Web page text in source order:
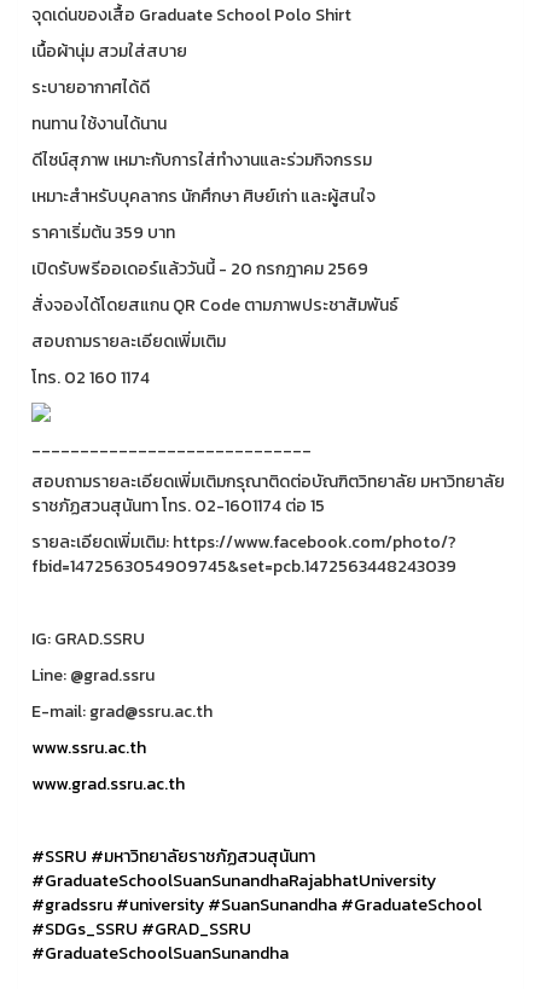
จุดเด่นของเสื้อ Graduate School Polo Shirt
เนื้อผ้านุ่ม สวมใส่สบาย
ระบายอากาศได้ดี
ทนทาน ใช้งานได้นาน
ดีไซน์สุภาพ เหมาะกับการใส่ทำงานและร่วมกิจกรรม
เหมาะสำหรับบุคลากร นักศึกษา ศิษย์เก่า และผู้สนใจ
ราคาเริ่มต้น 359 บาท
เปิดรับพรีออเดอร์แล้ววันนี้ - 20 กรกฎาคม 2569
สั่งจองได้โดยสแกน QR Code ตามภาพประชาสัมพันธ์
สอบถามรายละเอียดเพิ่มเติม
โทร. 02 160 1174
_____________________________
สอบถามรายละเอียดเพิ่มเติมกรุณาติดต่อบัณฑิตวิทยาลัย มหาวิทยาลัย
ราชภัฏสวนสุนันทา โทร. 02-1601174 ต่อ 15
รายละเอียดเพิ่มเติม: https://www.facebook.com/photo/?
fbid=1472563054909745&set=pcb.1472563448243039
IG: GRAD.SSRU
Line: @grad.ssru
E-mail: grad@ssru.ac.th
www.ssru.ac.th
www.grad.ssru.ac.th
#SSRU #มหาวิทยาลัยราชภัฏสวนสุนันทา
#GraduateSchoolSuanSunandhaRajabhatUniversity
#gradssru#university#SuanSunandha#GraduateSchool
#SDGs_SSRU #GRAD_SSRU
#GraduateSchoolSuanSunandha